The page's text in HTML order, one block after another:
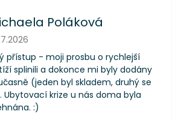
Poláková
obchodu je 5 z 5 hvězdiček.
přístup - moji prosbu o rychlejší
splinili a dokonce mi byly dodány
(jeden byl skladem, druhý se
krize u nás doma byla
:)